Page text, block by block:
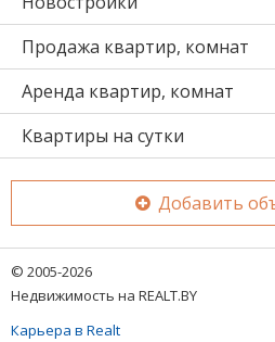
Продажа квартир, комнат
Аренда квартир, комнат
Квартиры на сутки
Добавить
© 2005-2026
Недвижимость на REALT.BY
Карьера в Realt